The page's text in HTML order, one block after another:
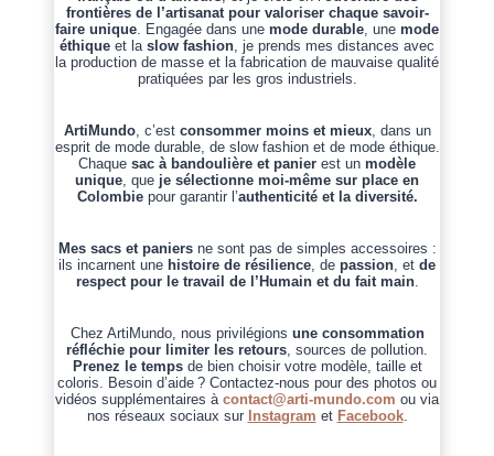
frontières de l’artisanat pour valoriser chaque savoir-
faire unique . Engagée dans une mode durable , une mode
éthique et la slow fashion , je prends mes distances avec
la production de masse et la fabrication de mauvaise qualité
pratiquées par les gros industriels.
ArtiMundo, c’est consommer moins et mieux, dans un
esprit de mode durable, de slow fashion et de mode éthique.
Chaque sac à bandoulière et panier est un modèle
unique , que je sélectionne moi-même sur place en
Colombiepour garantir l’authenticité et la diversité.
Mes sacs et paniers ne sont pas de simples accessoires :
ils incarnent une histoire de résilience , de passion , et de
respect pour le travail de l’Humain et du fait main.
Chez ArtiMundo, nous privilégions une consommation
réfléchie pour limiter les retours , sources de pollution.
Prenez le tempsde bien choisir votre modèle, taille et
coloris. Besoin d’aide ? Contactez-nous pour des photos ou
vidéos supplémentaires à contact@arti-mundo.com ou via
nos réseaux sociaux sur Instagram et Facebook.